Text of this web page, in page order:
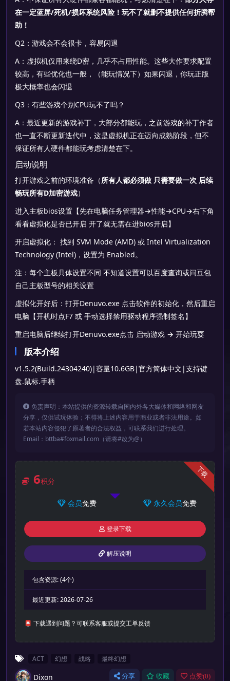
在一定蓝屏/死机/损坏系统风险！玩不了就删不提供任何折腾帮
助！
Q2：游戏会不会很卡，容易闪退
A：虚拟机仅用来绕D密，几乎不占用性能。这些大作要求配置
较高，有些优化也一般，（能玩情况下）如果闪退，你玩正版
极大概率也会闪退
Q3：有些游戏个别CPU玩不了吗？
A：最近更新的游戏补丁，大部分都能玩，之前游戏的补丁作者
也一直不断更新迭代中，这是虚拟机正在迈向成熟阶段，但不
保证所有人硬件都能玩考虑清楚在下。
启动说明
打开游戏之前的环境准备（所有人都必须做 只需要做一次 后续
畅玩所有D加密游戏）
进入主板bios设置【先在电脑任务管理器→性能→CPU→右下角
看看虚拟化是否已开启 开了就无需在进bios开启】
开启虚拟化： 找到 SVM Mode (AMD) 或 Intel Virtualization
Technology (Intel)，设置为 Enabled。
注：每个主板具体设置不同 不知道设置可以百度查询或问豆包
自己主板型号的相关设置
虚拟化开好后：打开Denuvo.exe 点击软件的初始化，然后重启
电脑【开机时点F7 或 手动选择禁用驱动程序强制签名】
重启电脑后继续打开Denuvo.exe点击 启动游戏 → 开始玩耍
版本介绍
v1.5.2(Build.24304240)|容量10.6GB|官方简体中文|支持键
盘.鼠标.手柄
免责声明：本站提供的资源转载自国内外各大媒体和网络和网友
分享，仅供试玩体验；不得将上述内容用于商业或者非法用途。如
若本站内容侵犯了原著者的合法权益，可联系我们进行处理。
Email：bttba#foxmail.com（请将#改为@）
下载
6积分
会员免费 永久会员免费
登录下载
解压说明
包含资源:(4个)
最近更新:2026-07-26
📮 下载遇到问题？可联系客服或提交工单反馈
ACT 幻想 战略 最终幻想
Dixon 分享 收藏 点赞(0)